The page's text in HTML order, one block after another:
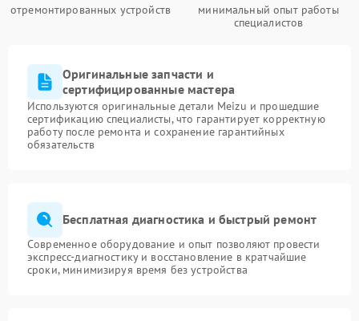
отремонтированных устройств
минимальный опыт работы
специалистов
Оригинальные запчасти и
сертифицированные мастера
Используются оригинальные детали Meizu и прошедшие
сертификацию специалисты, что гарантирует корректную
работу после ремонта и сохранение гарантийных
обязательств
Бесплатная диагностика и быстрый ремонт
Современное оборудование и опыт позволяют провести
экспресс-диагностику и восстановление в кратчайшие
сроки, минимизируя время без устройства